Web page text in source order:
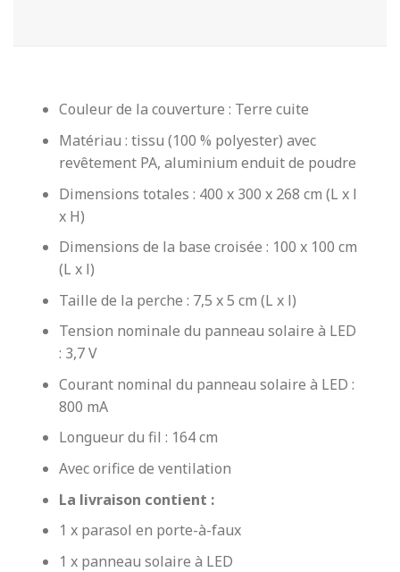
Couleur de la couverture : Terre cuite
Matériau : tissu (100 % polyester) avec
revêtement PA, aluminium enduit de poudre
Dimensions totales : 400 x 300 x 268 cm (L x l
x H)
Dimensions de la base croisée : 100 x 100 cm
(L x l)
Taille de la perche : 7,5 x 5 cm (L x l)
Tension nominale du panneau solaire à LED
: 3,7 V
Courant nominal du panneau solaire à LED :
800 mA
Longueur du fil : 164 cm
Avec orifice de ventilation
La livraison contient :
1 x parasol en porte-à-faux
1 x panneau solaire à LED